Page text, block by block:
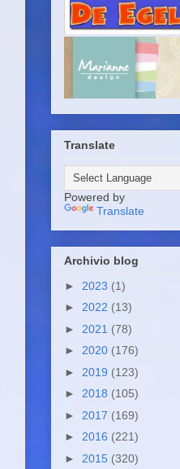
Translate
Powered by
Translate
Archivio blog
► 2023 (1)
► 2022 (13)
► 2021 (78)
► 2020 (176)
► 2019 (123)
► 2018 (105)
► 2017 (169)
► 2016 (221)
► 2015 (320)